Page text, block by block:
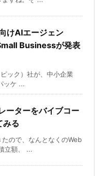
けAIエージェン
Businessが発表
ック）社が、中小企業
ッケ ...
ーターをバイブコー
みる
ので、なんとなくのWeb
立額、 ...